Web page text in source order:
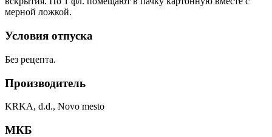
мерной ложкой.
Условия отпуска
Без рецепта.
Производитель
KRKA, d.d., Novo mesto
МКБ